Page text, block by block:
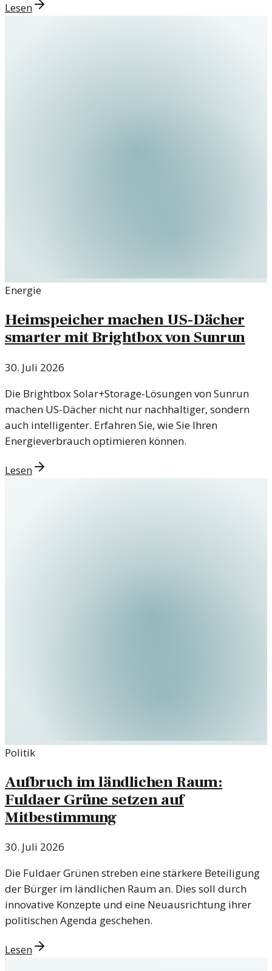
Lesen
Energie
Heimspeicher machen US-Dächer
smarter mit Brightbox von Sunrun
30. Juli 2026
Die Brightbox Solar+Storage-Lösungen von Sunrun
machen US-Dächer nicht nur nachhaltiger, sondern
auch intelligenter. Erfahren Sie, wie Sie Ihren
Energieverbrauch optimieren können.
Lesen
Politik
Aufbruch im ländlichen Raum:
Fuldaer Grüne setzen auf
Mitbestimmung
30. Juli 2026
Die Fuldaer Grünen streben eine stärkere Beteiligung
der Bürger im ländlichen Raum an. Dies soll durch
innovative Konzepte und eine Neuausrichtung ihrer
politischen Agenda geschehen.
Lesen